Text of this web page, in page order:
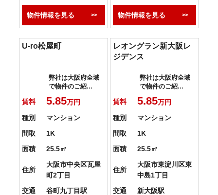
物件情報を見る 物件情報を見る
U-ro松屋町
弊社は大阪府全域
で物件のご紹...
賃料 5.85万円
種別
マンション
間取
1K
面積
25.5㎡
住所
大阪市中央区瓦屋
町2丁目
交通
谷町九丁目駅
レオングラン新大阪レ
ジデンス
弊社は大阪府全域
で物件のご紹...
賃料 5.85万円
種別
マンション
間取
1K
面積
25.5㎡
住所
大阪市東淀川区東
中島1丁目
交通
新大阪駅